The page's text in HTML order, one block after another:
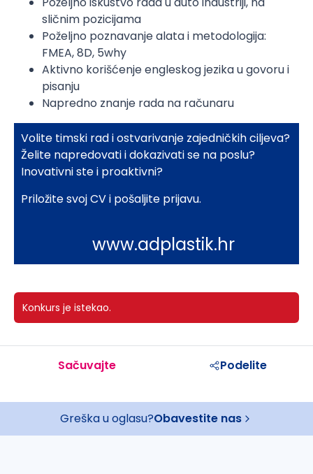
sličnim pozicijama
Poželjno poznavanje alata i metodologija:
FMEA, 8D, 5why
Aktivno korišćenje engleskog jezika u govoru i
pisanju
Napredno znanje rada na računaru
Volite timski rad i ostvarivanje zajedničkih ciljeva?
Želite napredovati i dokazivati se na poslu?
Inovativni ste i proaktivni?
Priložite svoj CV i pošaljite prijavu.
www.adplastik.hr
Konkurs je istekao.
Sačuvajte Podelite
Greška u oglasu?Obavestite nas